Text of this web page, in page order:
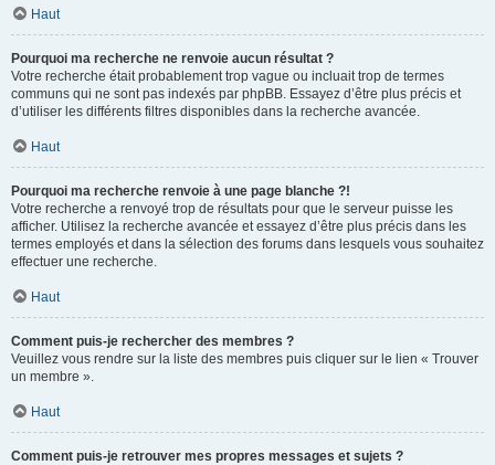
Haut
Pourquoi ma recherche ne renvoie aucun résultat ?
Votre recherche était probablement trop vague ou incluait trop de termes
communs qui ne sont pas indexés par phpBB. Essayez d’être plus précis et
d’utiliser les différents filtres disponibles dans la recherche avancée.
Haut
Pourquoi ma recherche renvoie à une page blanche ?!
Votre recherche a renvoyé trop de résultats pour que le serveur puisse les
afficher. Utilisez la recherche avancée et essayez d’être plus précis dans les
termes employés et dans la sélection des forums dans lesquels vous souhaitez
effectuer une recherche.
Haut
Comment puis-je rechercher des membres ?
Veuillez vous rendre sur la liste des membres puis cliquer sur le lien « Trouver
un membre ».
Haut
Comment puis-je retrouver mes propres messages et sujets ?